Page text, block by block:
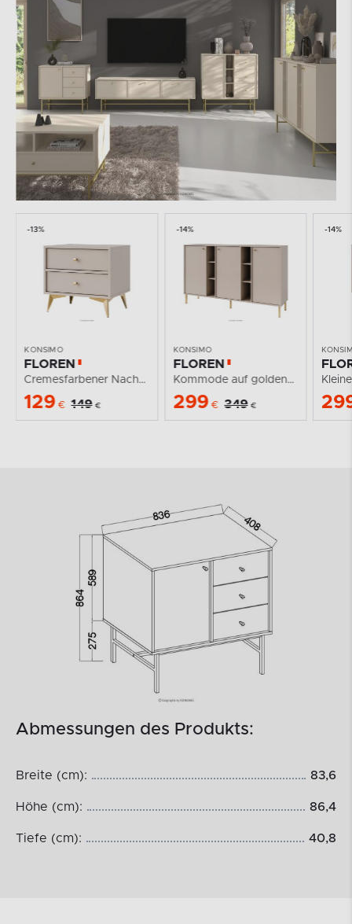
-13%
KONSIMO
FLOREN
Cremesfarbener Nachttisch auf goldenen Beinen
129 € 149 €
-14%
KONSIMO
FLOREN
Kommode auf goldenen Beinen, cremefarben
299 € 349 €
-14%
Abmessungen des Produkts:
Breite (cm): 83,6
Höhe (cm): 86,4
Tiefe (cm): 40,8